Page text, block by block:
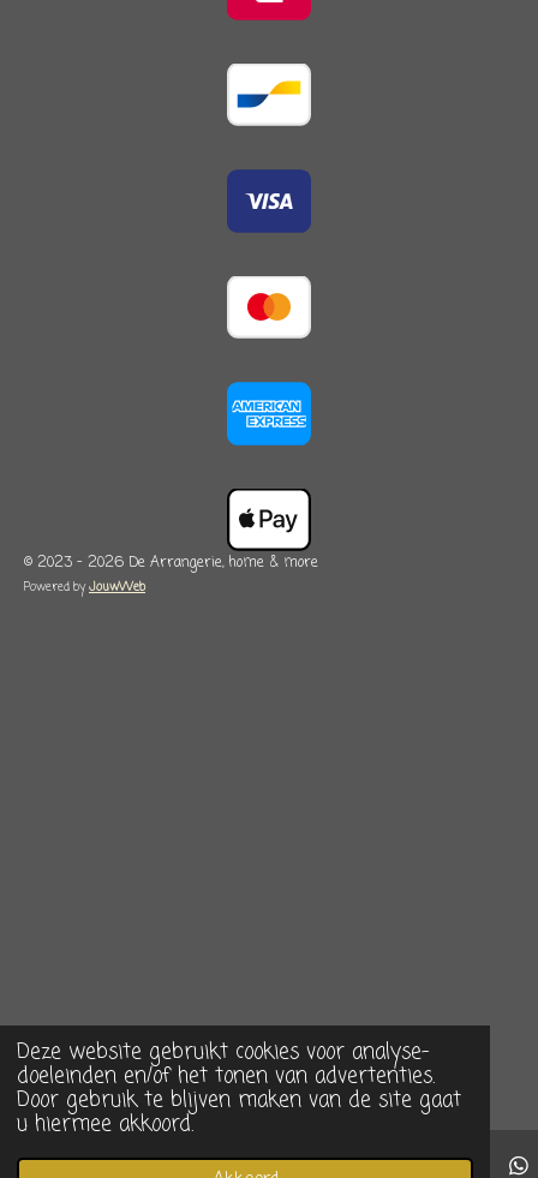
Deze website gebruikt cookies voor analyse-
doeleinden en/of het tonen van advertenties.
Door gebruik te blijven maken van de site gaat
u hiermee akkoord.
© 2023 - 2026 De Arrangerie, home & more
Powered byJouwWeb